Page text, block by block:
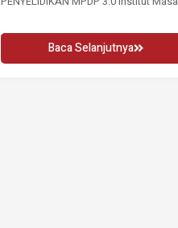
meraikan...
Baca Selanjutnya